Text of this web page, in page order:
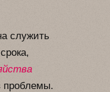
служить
проблемы.